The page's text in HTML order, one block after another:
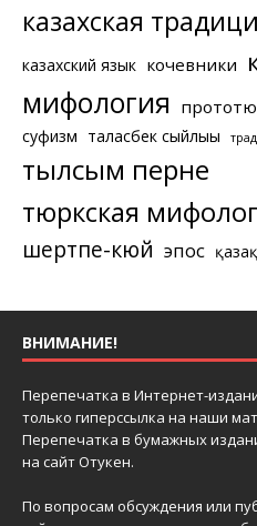
казахская
казахский язык кочевники
мифология
суфизм таласбек сыйлығы
тылсым перне
тюркская
шертпе-кюй эпос қазақ
ВНИМАНИЕ!
Перепечатка в Интернет-
только гиперссылка на наши
Перепечатка в бумажных
на сайт Отукен.
По вопросам обсуждения или